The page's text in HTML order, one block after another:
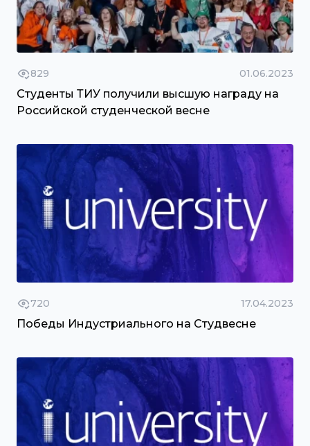
829 01.06.2023
Студенты ТИУ получили высшую награду на
Российской студенческой весне
720 17.04.2023
Победы Индустриального на Студвесне